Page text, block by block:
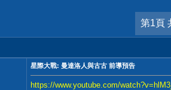
第1頁
星際大戰: 曼達洛人與古古 前導預告
https://www.youtube.com/